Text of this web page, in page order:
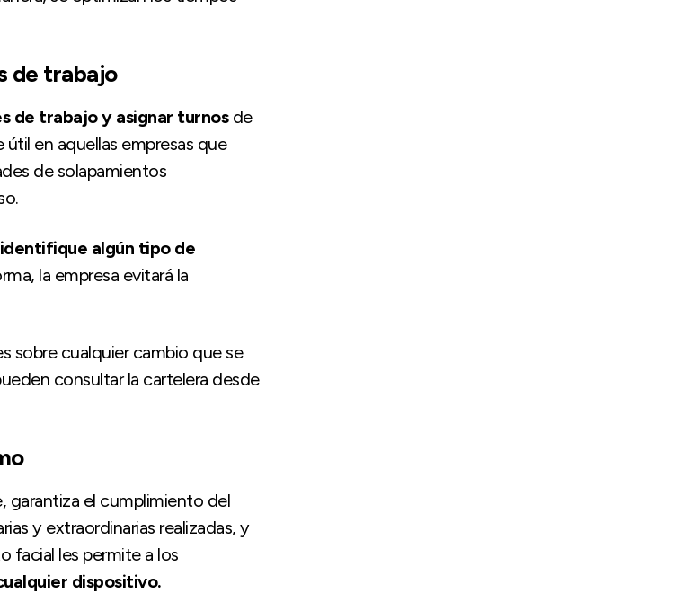
de trabajo
de trabajo y asignar turnos de
en aquellas empresas que
de solapamientos
algún tipo de
la empresa evitará la
sobre cualquier cambio que se
consultar la cartelera desde
garantiza el cumplimiento del
y extraordinarias realizadas, y
facial les permite a los
dispositivo.